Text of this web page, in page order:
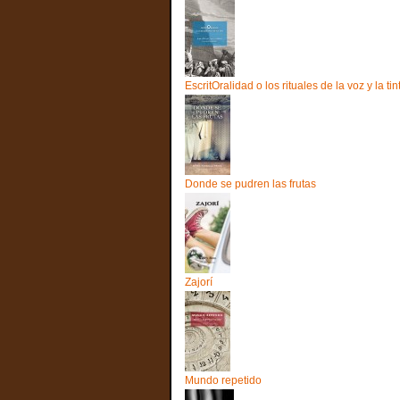
EscritOralidad o los rituales de la voz y la
Donde se pudren las frutas
Zajorí
Mundo repetido